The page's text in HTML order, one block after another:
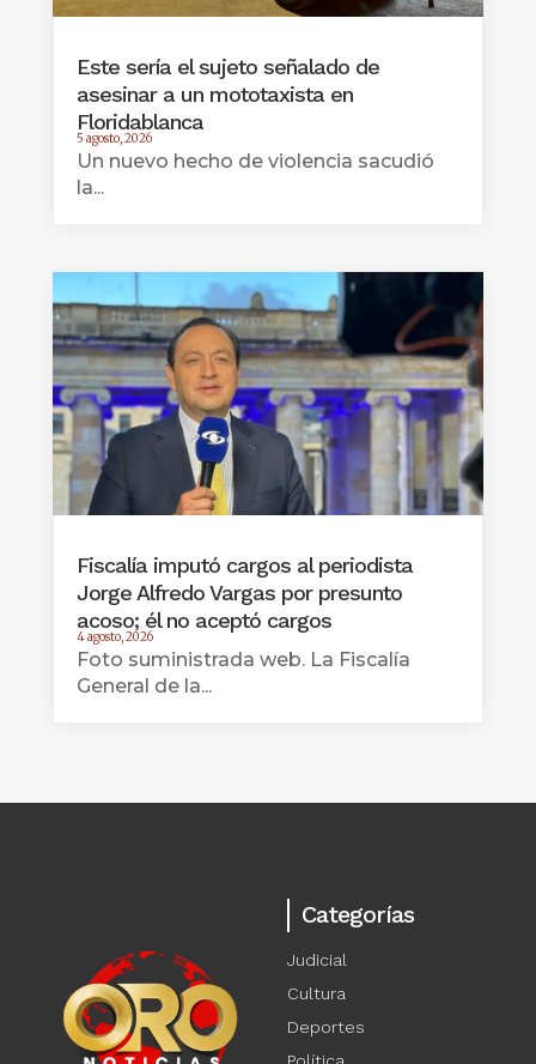
Este sería el sujeto señalado de
asesinar a un mototaxista en
Floridablanca
5 agosto, 2026
Un nuevo hecho de violencia sacudió
la...
Fiscalía imputó cargos al periodista
Jorge Alfredo Vargas por presunto
acoso; él no aceptó cargos
4 agosto, 2026
Foto suministrada web. La Fiscalía
General de la...
Categorías
Judicial
Cultura
Deportes